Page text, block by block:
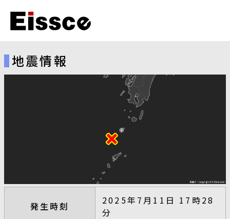
地震情報
発生時刻
2025年7月11日 17時28
分